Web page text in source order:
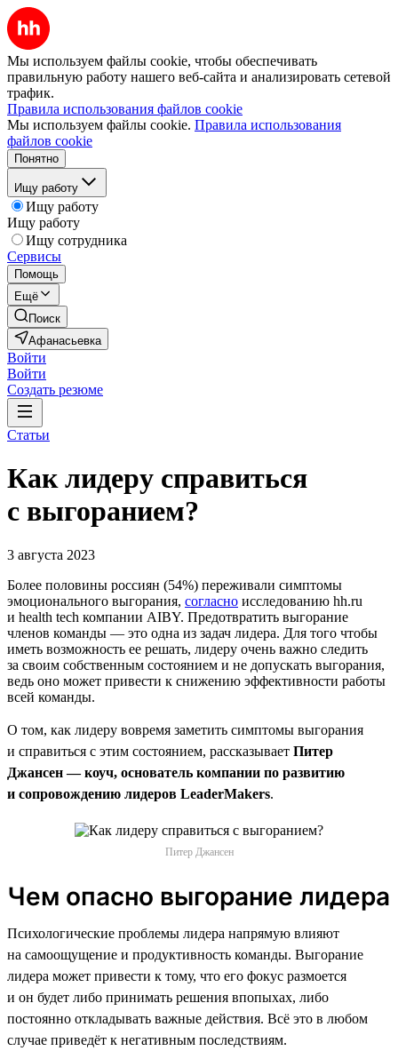
Мы используем файлы cookie, чтобы обеспечивать
правильную работу нашего веб-сайта и анализировать сетевой
трафик.
Правила использования файлов cookie
Мы используем файлы cookie. Правила использования
файлов cookie
Понятно
Ищу работу
Ищу работу
Ищу работу
Ищу сотрудника
Сервисы
Помощь
Ещё
Поиск
Афанасьевка
Войти
Войти
Создать резюме
Статьи
Как лидеру справиться
с выгоранием?
3 августа 2023
Более половины россиян (54%) переживали симптомы
эмоционального выгорания, согласно исследованию hh.ru
и health tech компании AIBY. Предотвратить выгорание
членов команды — это одна из задач лидера. Для того чтобы
иметь возможность ее решать, лидеру очень важно следить
за своим собственным состоянием и не допускать выгорания,
ведь оно может привести к снижению эффективности работы
всей команды.
О том, как лидеру вовремя заметить симптомы выгорания
и справиться с этим состоянием, рассказывает Питер
Джансен — коуч, основатель компании по развитию
и сопровождению лидеров LeaderMakers.
Питер Джансен
Чем опасно выгорание лидера
Психологические проблемы лидера напрямую влияют
на самоощущение и продуктивность команды. Выгорание
лидера может привести к тому, что его фокус размоется
и он будет либо принимать решения впопыхах, либо
постоянно откладывать важные действия. Всё это в любом
случае приведёт к негативным последствиям.